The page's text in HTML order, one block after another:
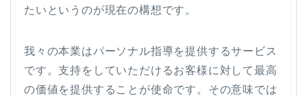
たいというのが現在の構想です。
我々の本業はパーソナル指導を提供するサービス
です。支持をしていただけるお客様に対して最高
の価値を提供することが使命です。その意味では